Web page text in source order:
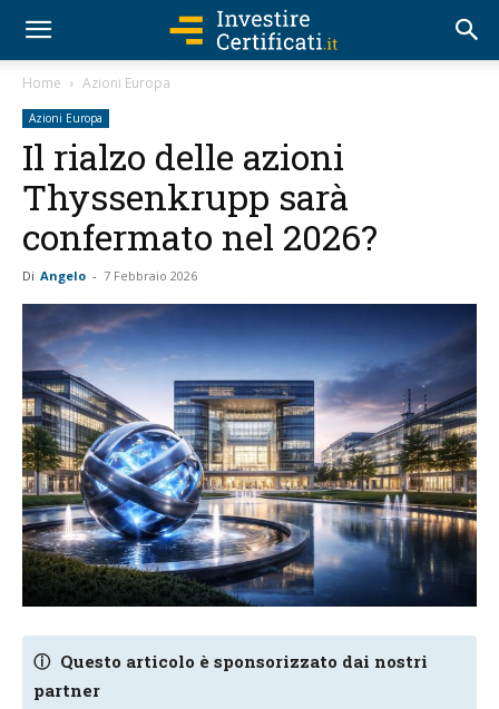
Home Azioni Europa
Azioni Europa
Il rialzo delle azioni
Thyssenkrupp sarà
confermato nel 2026?
Di Angelo - 7 Febbraio 2026
ⓘ Questo articolo è sponsorizzato dai nostri
partner